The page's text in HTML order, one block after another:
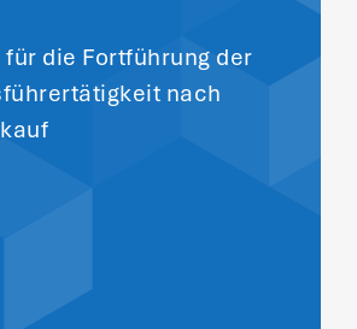
für die Fortführung der
nach